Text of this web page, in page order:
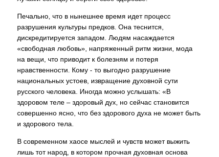
Печально, что в нынешнее время идет процесс
разрушения культуры предков. Она теснится,
дискредитируется западом. Людям насаждается
«свободная любовь», напряженный ритм жизни, мода
на вещи, что приводит к болезням и потеря
нравственности. Кому - то выгодно разрушение
национальных устоев, извращение духовной сути
русского человека. Иногда можно услышать: «В
здоровом теле – здоровый дух, но сейчас становится
совершенно ясно, что без здорового духа не может быть
и здорового тела.
В современном хаосе мыслей и чувств может выжить
лишь тот народ, в котором прочная духовная основа